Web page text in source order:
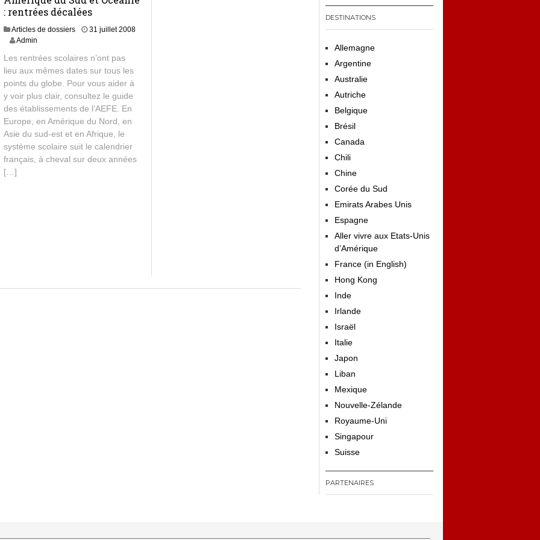
: rentrées décalées
Articles de dossiers
31 juillet 2008
e
p
t
e
m
r
e
2
0
1
Admin
Les rentrées scolaires n’ont pas
lieu aux mêmes dates sur tous les
points du globe. Pour vous aider à
y voir plus clair, consultez le guide
des établissements de l’AEFE. En
Europe, en Amérique du Nord, en
Asie du sud-est et en Afrique, le
système scolaire suit le calendrier
français, à cheval sur deux années
[…]
DESTINATIONS
Allemagne
Argentine
Australie
Autriche
Belgique
Brésil
Canada
Chili
Chine
Corée du Sud
Emirats Arabes Unis
Espagne
Aller vivre aux Etats-Unis
d’Amérique
France (in English)
Hong Kong
Inde
Irlande
Israël
Italie
Japon
Liban
Mexique
Nouvelle-Zélande
Royaume-Uni
Singapour
Suisse
PARTENAIRES